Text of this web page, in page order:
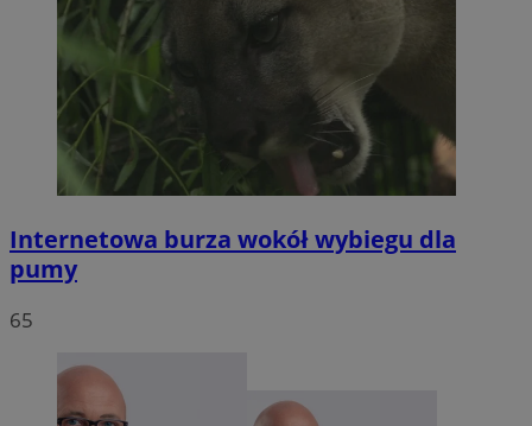
Internetowa burza wokół wybiegu dla
pumy
65